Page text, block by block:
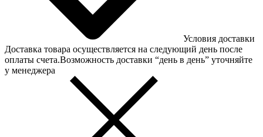
Условия доставки
Доставка товара осуществляется на следующий день после
оплаты счета.Возможность доставки “день в день” уточняйте
у менеджера